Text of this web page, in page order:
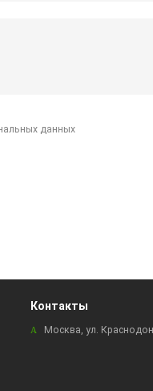
данных
Контакты
Москва, ул.